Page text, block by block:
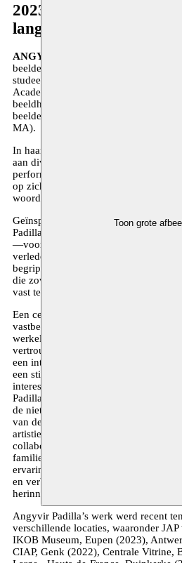
Toon grote
2023–heden
langdurig traject
ANGYVIR PADILLA
(geb. 1987,
beeldend en performancekunstenaar,
studeerde kunst in de openbare
Academie voor Schone Kunsten van
beeldhouwkunst aan ENSAV La
beeldende kunsten aan LUCA
MA).
In haar artistieke praktijk omarmt
aan diverse disciplines en media,
performance, fotografie, video en
op zich staan, maar ook vrijelijk
woordenschat bloot te leggen.
Geïnspireerd door de ervaring van
Padilla’s werken als meer dan
—voortdurend in beweging—die de
verleden en heden, ingebeeld en
begrip “thuis” keert steeds terug in
die zowel vertrouwd als
vast te leggen in een enkel beeld of in
Een centraal gegeven in Padilla’s
vastberaden verlangen om een
werkelijkheid die mogelijks niet meer
vertrouwdheid—of misschien
een intrinsiek onvermogen om deze
een stimulans voor experiment.
interesse in de fysieke manifestaties
Padilla met de ruwe kwaliteiten van
de niet-lineaire eigenschappen van
van de aarde uit. De fysieke afstand
artistieke reis worden
collaboraties, vaak voortvloeiend uit
familiebanden. Het resultaat is een
ervaring die de kijker achterlaat met
en verbijstering tussen wat gezien,
herinnerd wordt.
Angyvir Padilla’s werk werd recent
verschillende locaties, waaronder
IKOB Museum, Eupen (2023),
CIAP, Genk (2022), Centrale Vitrine,